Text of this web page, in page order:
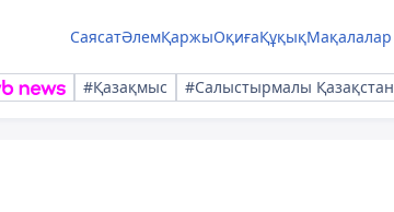
СаясатӘлемҚаржыОқиғаҚұқықМақалалар
#Қазақмыс #Салыстырмалы Қазақстан